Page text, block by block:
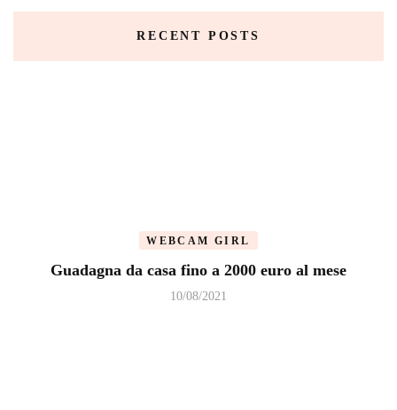
RECENT POSTS
WEBCAM GIRL
Guadagna da casa fino a 2000 euro al mese
10/08/2021